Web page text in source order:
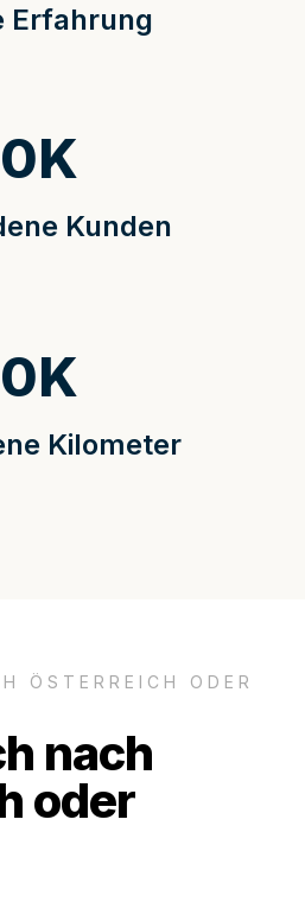
Erfahrung
Kunden
0K
Kilometer
0K
ÖSTERREICH ODER
nach
oder